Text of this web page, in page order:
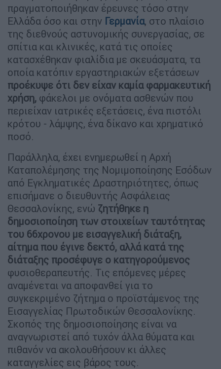
πραγματοποιήθηκαν έρευνες τόσο στην
Ελλάδα όσο και στην Γερμανία, στο πλαίσιο
της διεθνούς αστυνομικής συνεργασίας, σε
σπίτια και κλινικές, κατά τις οποίες
κατασχέθηκαν φιαλίδια με σκευάσματα, τα
οποία κατόπιν εργαστηριακών εξετάσεων
προέκυψε ότι δεν είχαν καμία φαρμακευτική
χρήση, φάκελοι με ονόματα ασθενών που
περιείχαν ιατρικές εξετάσεις, ένα πιστόλι
κρότου - λάμψης, ένα δίκανο και χρηματικό
ποσό.
Παράλληλα, έχει ενημερωθεί η Αρχή
Καταπολέμησης της Νομιμοποίησης Εσόδων
από Εγκληματικές Δραστηριότητες, όπως
επισήμανε ο διευθυντής Ασφάλειας
Θεσσαλονίκης, ενώ ζητήθηκε η
δημοσιοποίηση των στοιχείων ταυτότητας
του 66χρονου με εισαγγελική διάταξη,
αίτημα που έγινε δεκτό, αλλά κατά της
διάταξης προσέφυγε ο κατηγορούμενος
φυσιοθεραπευτής. Τις επόμενες μέρες
αναμένεται να αποφανθεί για το
συγκεκριμένο ζήτημα ο προϊστάμενος της
Εισαγγελίας Πρωτοδικών Θεσσαλονίκης.
Σκοπός της δημοσιοποίησης είναι να
αναγνωριστεί από τυχόν άλλα θύματα και
πιθανόν να ακολουθήσουν κι άλλες
καταγγελίες εις βάρος τους.